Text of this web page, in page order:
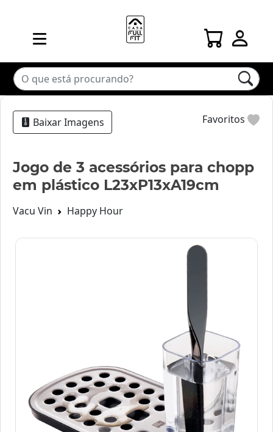
Baixar Imagens Favoritos
Jogo de 3 acessórios para chopp
em plástico L23xP13xA19cm
Vacu Vin Happy Hour